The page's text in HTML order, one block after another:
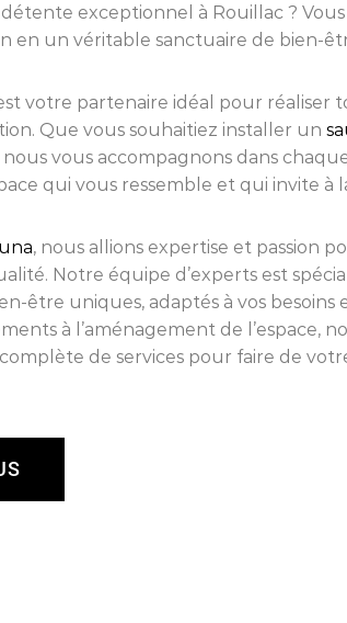
détente exceptionnel à Rouillac ?
en un véritable sanctuaire de bien-
votre partenaire idéal pour réaliser
Que vous souhaitiez installer un
nous vous accompagnons dans
qui vous ressemble et qui invite à
, nous allions expertise et passion
Notre équipe d’experts est
être uniques, adaptés à vos besoins
à l’aménagement de l’espace,
de services pour faire de